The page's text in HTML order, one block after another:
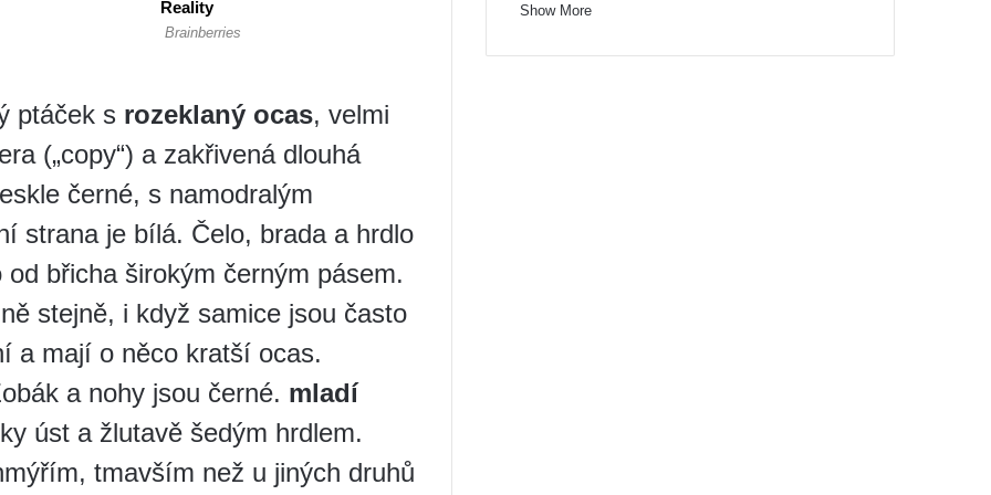
ptáček s rozeklaný ocas, velmi
(„copy“) a zakřivená dlouhá
černé, s namodralým
strana je bílá. Čelo, brada a hrdlo
břicha širokým černým pásem.
stejně, i když samice jsou často
a mají o něco kratší ocas.
a nohy jsou černé. mladí
úst a žlutavě šedým hrdlem.
tmavším než u jiných druhů
Show More